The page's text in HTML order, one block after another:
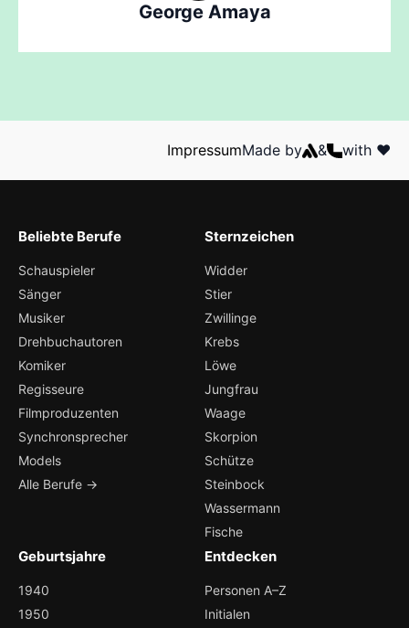
George Amaya
ImpressumMade by & with ❤️
Beliebte Berufe
Schauspieler
Sänger
Musiker
Drehbuchautoren
Komiker
Regisseure
Filmproduzenten
Synchronsprecher
Models
Alle Berufe →
Sternzeichen
Widder
Stier
Zwillinge
Krebs
Löwe
Jungfrau
Waage
Skorpion
Schütze
Steinbock
Wassermann
Fische
Geburtsjahre
1940
1950
Entdecken
Personen A–Z
Initialen